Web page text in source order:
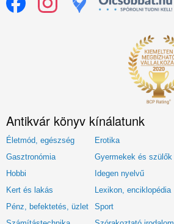
Antikvár könyv kínálatunk
Életmód, egészség Erotika
Gasztronómia
Gyermekek és szülők
Hobbi
Idegen nyelvű
Kert és lakás
Lexikon, enciklopédia
Pénz, befektetés, üzlet
Sport